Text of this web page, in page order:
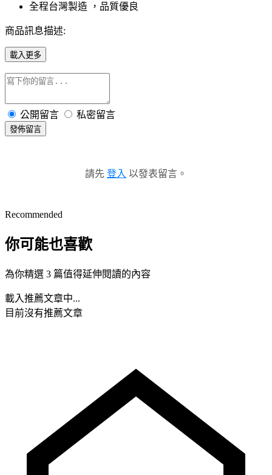
全程台灣製造 ，品質優良
商品訊息描述:
載入更多
公開留言 私密留言
發佈留言
請先 登入 以發表留言。
Recommended
你可能也喜歡
為你精選 3 篇值得延伸閱讀的內容
載入推薦文章中...
目前沒有推薦文章